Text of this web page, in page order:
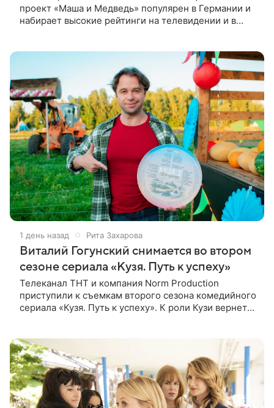
проект «Маша и Медведь» популярен в Германии и
набирает высокие рейтинги на телевидении и в
1 день назад Рита Захарова
Виталий Гогунский снимается во втором
сезоне сериала «Кузя. Путь к успеху»
Телеканал ТНТ и компания Norm Production
приступили к съемкам второго сезона комедийного
сериала «Кузя. Путь к успеху». К роли Кузи вернется